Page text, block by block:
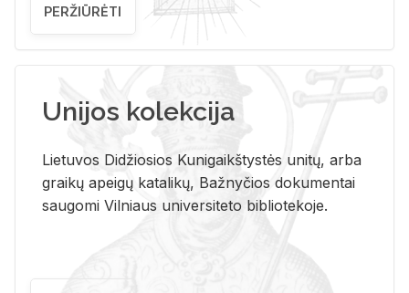
PERŽIŪRĖTI
Unijos kolekcija
Lietuvos Didžiosios Kunigaikštystės unitų, arba
graikų apeigų katalikų, Bažnyčios dokumentai
saugomi Vilniaus universiteto bibliotekoje.